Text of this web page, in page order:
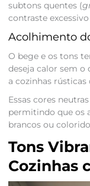
subtons quentes (
contraste
Acolhimento
O bege e os tons
deseja calor sem o
a cozinhas
Essas cores
permitindo que os
brancos ou
Tons
Cozinhas